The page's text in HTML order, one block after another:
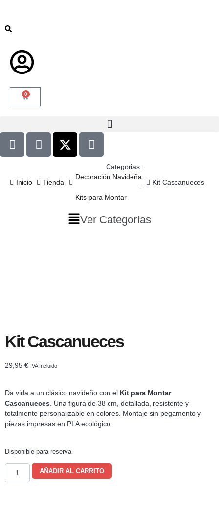
0
Inicio Tienda
Categorias:
Decoración Navideña
-
Kits para Montar
Kit Cascanueces
Ver Categorías
Kit Cascanueces
29,95 € IVA Incluido
Da vida a un clásico navideño con el Kit para Montar
Cascanueces. Una figura de 38 cm, detallada, resistente y
totalmente personalizable en colores. Montaje sin pegamento y
piezas impresas en PLA ecológico.
Disponible para reserva
AÑADIR AL CARRITO